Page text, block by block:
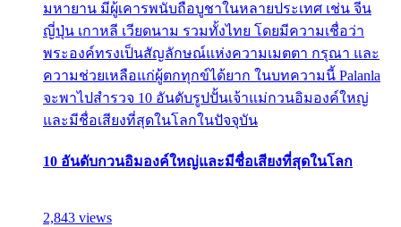
มหายาน มีผู้เคารพนับถือบูชาในหลายประเทศ เช่น จีน
ญี่ปุ่น เกาหลี เวียดนาม รวมทั้งไทย โดยมีความเชื่อว่า
พระองค์ทรงเป็นสัญลักษณ์แห่งความเมตตา กรุณา และ
ความช่วยเหลือแก่ผู้ตกทุกข์ได้ยาก ในบทความนี้ Palanla
จะพาไปสำรวจ 10 อันดับรูปปั้นเจ้าแม่กวนอิมองค์ใหญ่
และมีชื่อเสียงที่สุดในโลกในปัจจุบัน
10 อันดับกวนอิมองค์ใหญ่และมีชื่อเสียงที่สุดในโลก
2,843 views